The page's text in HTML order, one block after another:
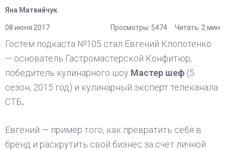
Яна Матвийчук
08 июня 2017 Читать: 2 мин
Просмотры: 5474
Гостем подкаста №105 стал Евгений Клопотенко
— оcнователь Гастромастерской Конфитюр,
победитель кулинарного шоу Мастер шеф (5
сезон, 2015 год) и кулинарный эксперт телеканала
СТБ.
Евгений — пример того, как превратить себя в
бренд и раскрутить свой бизнес за счет личной